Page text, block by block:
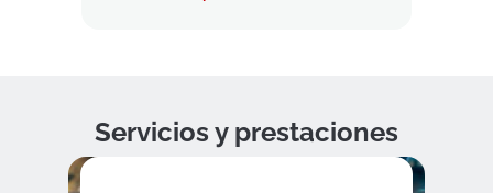
Servicios y prestaciones